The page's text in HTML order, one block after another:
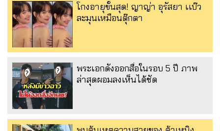
โกงอายุขั้นสุด! ญาญ่า อุรัสยา เเบ๊ว
ละมุนเหมือนตุ๊กตา
พระเอกดังออกสื่อในรอบ 5 ปี ภาพ
ล่าสุดผอมลงเห็นได้ชัด